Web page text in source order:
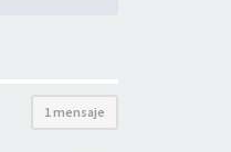
1 mensaje